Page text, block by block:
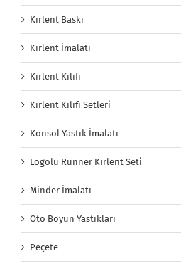
Kırlent Baskı
Kırlent İmalatı
Kırlent Kılıfı
Kırlent Kılıfı Setleri
Konsol Yastık İmalatı
Logolu Runner Kırlent Seti
Minder İmalatı
Oto Boyun Yastıkları
Peçete